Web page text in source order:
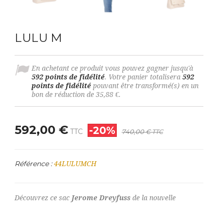
LULU M
En achetant ce produit vous pouvez gagner jusqu'à
592 points de fidélité. Votre panier totalisera 592
points de fidélité pouvant être transformé(s) en un
bon de réduction de 35,88 €.
592,00 € TTC -20% 740,00 €TTC
Référence : 44LULUMCH
Découvrez ce sac Jerome Dreyfuss de la nouvelle